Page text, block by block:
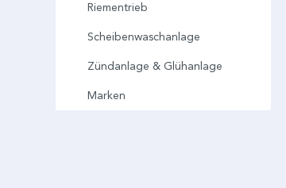
Riementrieb
Scheibenwaschanlage
Zündanlage & Glühanlage
Marken